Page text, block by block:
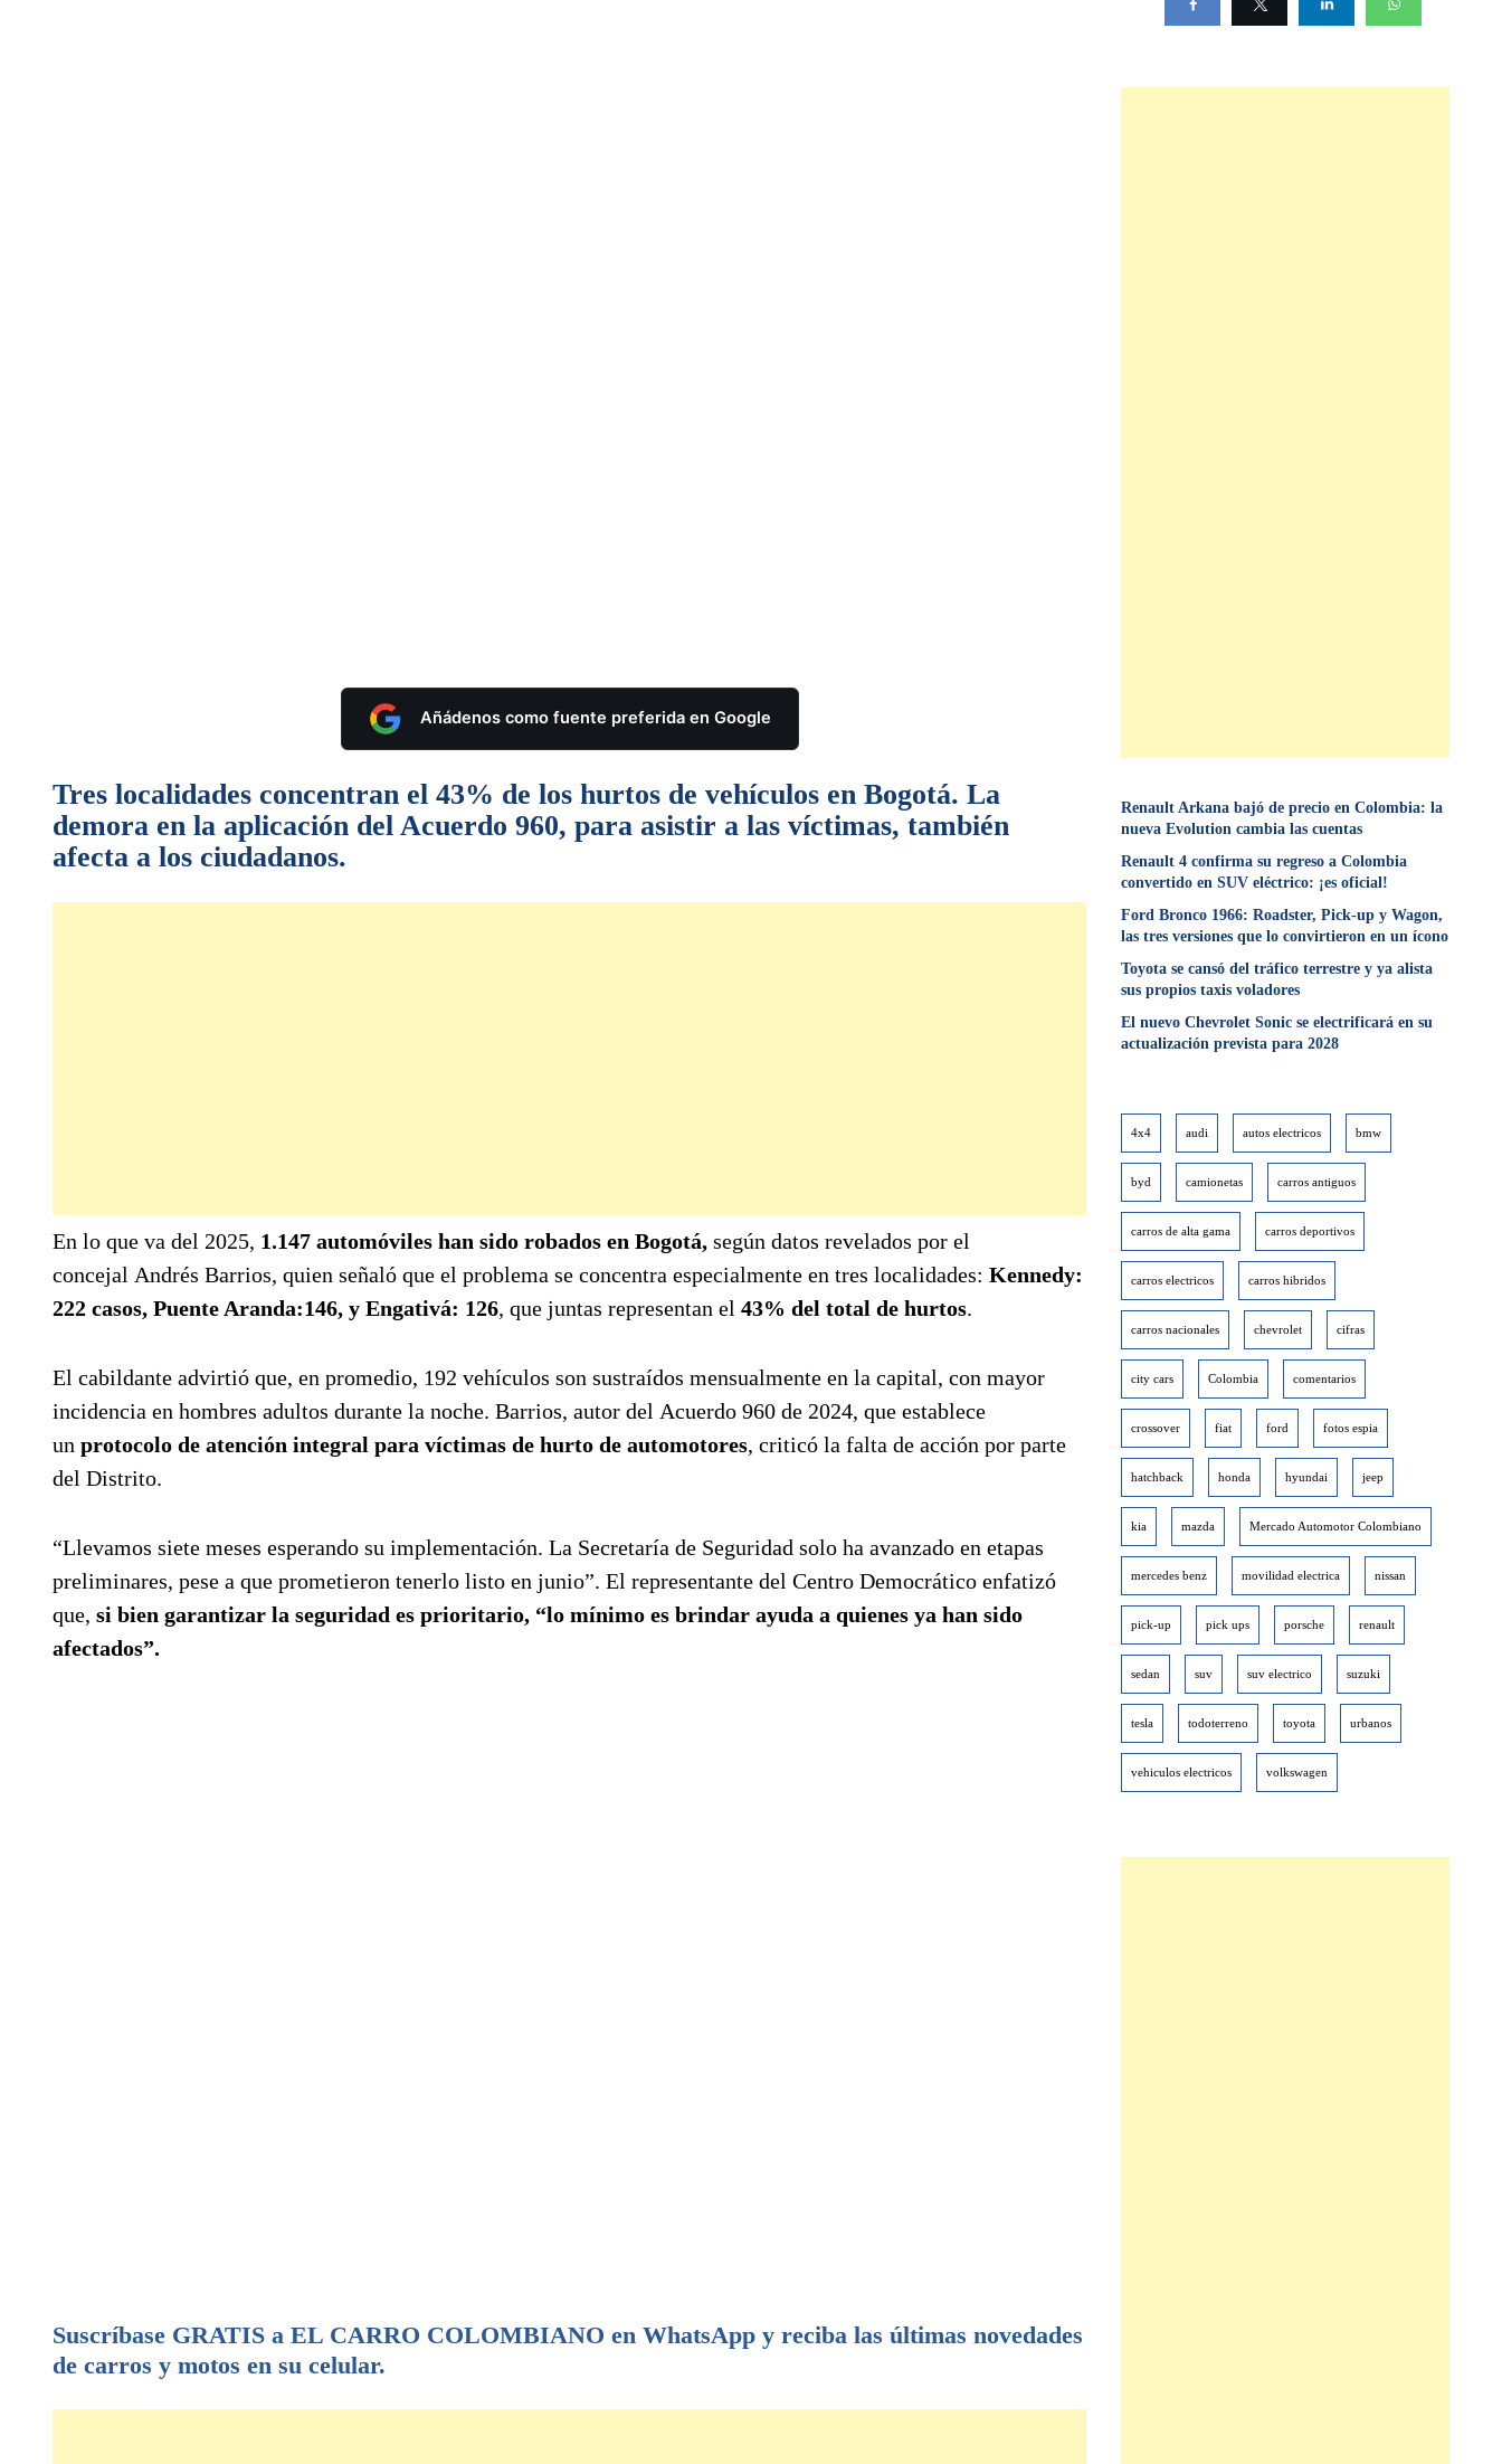
Añádenos como fuente preferida en Google
Tres localidades concentran el 43% de los hurtos de vehículos en Bogotá. La
demora en la aplicación del Acuerdo 960, para asistir a las víctimas, también
afecta a los ciudadanos.
En lo que va del 2025, 1.147 automóviles han sido robados en Bogotá, según datos revelados por el
concejal Andrés Barrios, quien señaló que el problema se concentra especialmente en tres localidades: Kennedy:
222 casos, Puente Aranda:146, y Engativá: 126, que juntas representan el 43% del total de hurtos.
El cabildante advirtió que, en promedio, 192 vehículos son sustraídos mensualmente en la capital, con mayor
incidencia en hombres adultos durante la noche. Barrios, autor del Acuerdo 960 de 2024, que establece
un protocolo de atención integral para víctimas de hurto de automotores, criticó la falta de acción por parte
del Distrito.
“Llevamos siete meses esperando su implementación. La Secretaría de Seguridad solo ha avanzado en etapas
preliminares, pese a que prometieron tenerlo listo en junio”. El representante del Centro Democrático enfatizó
que, si bien garantizar la seguridad es prioritario, “lo mínimo es brindar ayuda a quienes ya han sido
afectados”.
Suscríbase GRATIS a EL CARRO COLOMBIANO en WhatsApp y reciba las últimas novedades
de carros y motos en su celular.
Renault Arkana bajó de precio en Colombia: la
nueva Evolution cambia las cuentas
Renault 4 confirma su regreso a Colombia
convertido en SUV eléctrico: ¡es oficial!
Ford Bronco 1966: Roadster, Pick-up y Wagon,
las tres versiones que lo convirtieron en un ícono
Toyota se cansó del tráfico terrestre y ya alista
sus propios taxis voladores
El nuevo Chevrolet Sonic se electrificará en su
actualización prevista para 2028
4x4 audi autos electricos bmw
byd camionetas carros antiguos
carros de alta gama carros deportivos
carros electricos carros hibridos
carros nacionales chevrolet cifras
city cars Colombia comentarios
crossover fiat ford fotos espia
hatchback honda hyundai jeep
kia mazda Mercado Automotor Colombiano
mercedes benz movilidad electrica nissan
pick-up pick ups porsche renault
sedan suv suv electrico suzuki
tesla todoterreno toyota urbanos
vehiculos electricos volkswagen